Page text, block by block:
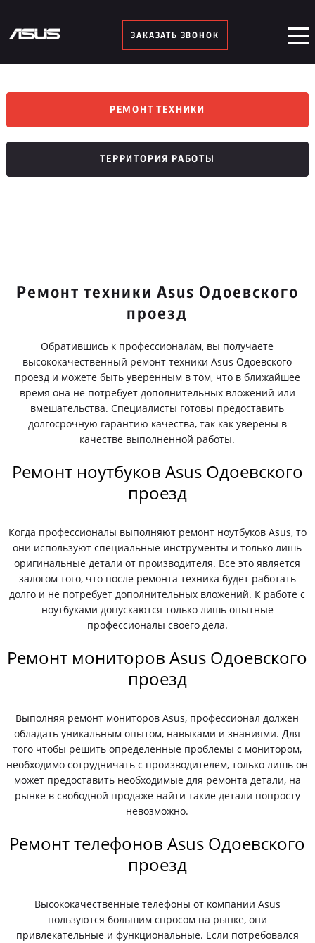
ЗАКАЗАТЬ ЗВОНОК
РЕМОНТ ТЕХНИКИ
ТЕРРИТОРИЯ РАБОТЫ
Ремонт техники Asus Одоевского
проезд
Обратившись к профессионалам, вы получаете
высококачественный ремонт техники Asus Одоевского
проезд и можете быть уверенным в том, что в ближайшее
время она не потребует дополнительных вложений или
вмешательства. Специалисты готовы предоставить
долгосрочную гарантию качества, так как уверены в
качестве выполненной работы.
Ремонт ноутбуков Asus Одоевского
проезд
Когда профессионалы выполняют ремонт ноутбуков Asus, то
они используют специальные инструменты и только лишь
оригинальные детали от производителя. Все это является
залогом того, что после ремонта техника будет работать
долго и не потребует дополнительных вложений. К работе с
ноутбуками допускаются только лишь опытные
профессионалы своего дела.
Ремонт мониторов Asus Одоевского
проезд
Выполняя ремонт мониторов Asus, профессионал должен
обладать уникальным опытом, навыками и знаниями. Для
того чтобы решить определенные проблемы с монитором,
необходимо сотрудничать с производителем, только лишь он
может предоставить необходимые для ремонта детали, на
рынке в свободной продаже найти такие детали попросту
невозможно.
Ремонт телефонов Asus Одоевского
проезд
Высококачественные телефоны от компании Asus
пользуются большим спросом на рынке, они
привлекательные и функциональные. Если потребовался